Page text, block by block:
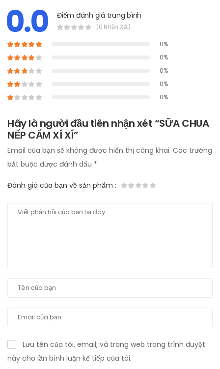
0.0 Điểm đánh giá trung bình
(0 Nhận Xét)
0%
0%
0%
0%
0%
Hãy là người đầu tiên nhận xét “SỮA CHUA
NẾP CẨM XÍ XÍ”
Email của bạn sẽ không được hiển thị công khai. Các trường
bắt buộc được đánh dấu *
Đánh giá của bạn về sản phẩm :
Lưu tên của tôi, email, và trang web trong trình duyệt
này cho lần bình luận kế tiếp của tôi.